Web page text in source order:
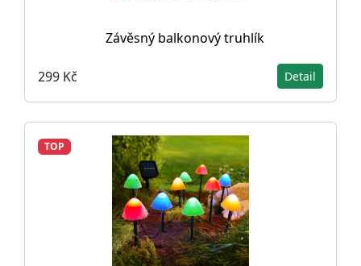
Závěsný balkonový truhlík
299 Kč Detail
TOP